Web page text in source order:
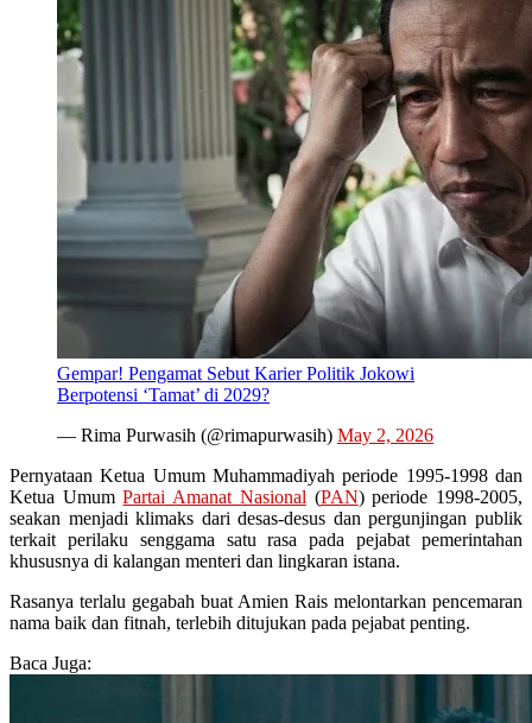
Gempar! Pengamat Sebut Karier Politik Jokowi
Berpotensi ‘Tamat’ di 2029?
— Rima Purwasih (@rimapurwasih) May 2, 2026
Pernyataan Ketua Umum Muhammadiyah periode 1995-1998 dan
Ketua UmumPartai Amanat Nasional (PAN) periode 1998-2005,
seakan menjadi klimaks dari desas-desus dan pergunjingan publik
terkait perilaku senggama satu rasa pada pejabat pemerintahan
khususnya di kalangan menteri dan lingkaran istana.
Rasanya terlalu gegabah buat Amien Rais melontarkan pencemaran
nama baik dan fitnah, terlebih ditujukan pada pejabat penting.
Baca Juga: